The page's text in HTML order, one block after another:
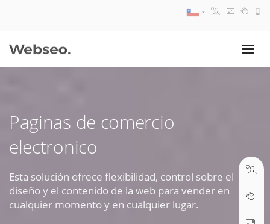
Paginas de comercio
electronico
Esta solución ofrece flexibilidad, control sobre el
diseño y el contenido de la web para vender en
cualquier momento y en cualquier lugar.
09:30 AM A 18:30 PM
soporte@webseo.cl
ABRIR TICKET